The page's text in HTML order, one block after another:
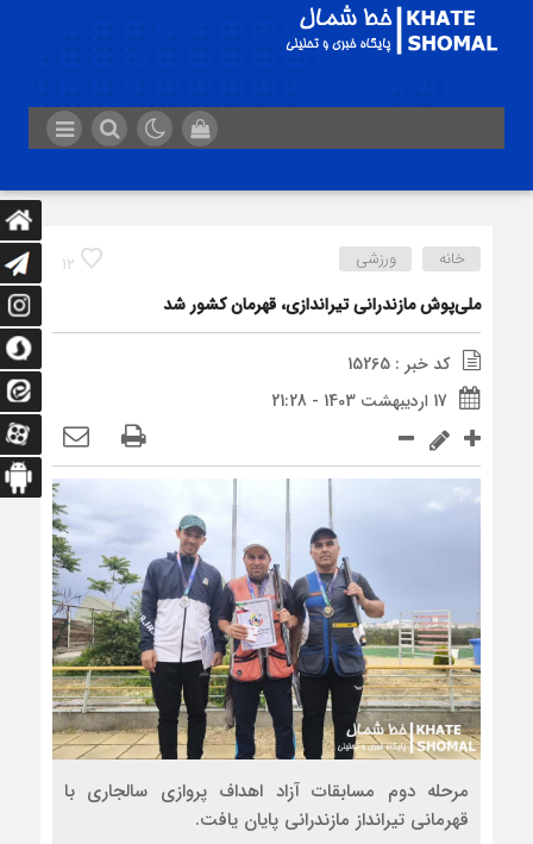
12 خانه ورزشی
ملی‌پوش مازندرانی تیراندازی، قهرمان کشور شد
کد خبر : 15265
17 اردیبهشت 1403 - 21:28
مرحله دوم مسابقات آزاد اهداف پروازی سالجاری با
قهرمانی تیرانداز مازندرانی پایان یافت.